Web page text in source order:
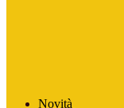
Novità